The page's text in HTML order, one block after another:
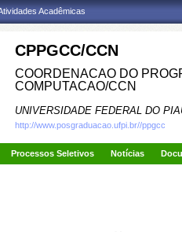
Acadêmicas
CPPGCC/CCN
COORDENACAO DO
COMPUTACAO/CCN
UNIVERSIDADE FEDERAL DO
http://www.posgraduacao.ufpi.br//ppgcc
Processos Seletivos Notícias